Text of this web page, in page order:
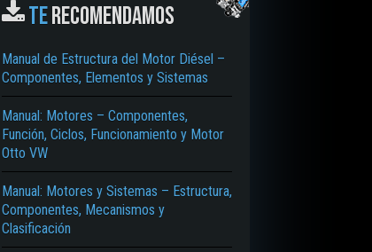
TERECOMENDAMOS
Manual de Estructura del Motor Diésel –
Componentes, Elementos y Sistemas
Manual: Motores – Componentes,
Función, Ciclos, Funcionamiento y Motor
Otto VW
Manual: Motores y Sistemas – Estructura,
Componentes, Mecanismos y
Clasificación